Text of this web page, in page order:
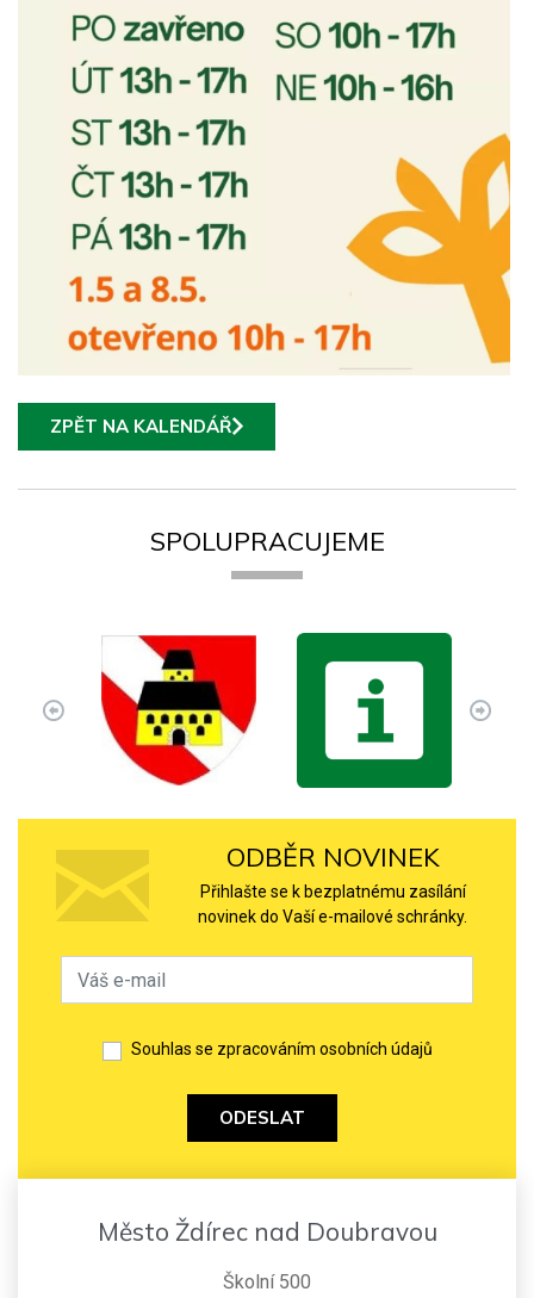
ZPĚT NA KALENDÁŘ
SPOLUPRACUJEME
ODBĚR NOVINEK
Přihlašte se k bezplatnému zasílání
novinek do Vaší e-mailové schránky.
Souhlas se zpracováním osobních údajů
ODESLAT
Město Ždírec nad Doubravou
Školní 500